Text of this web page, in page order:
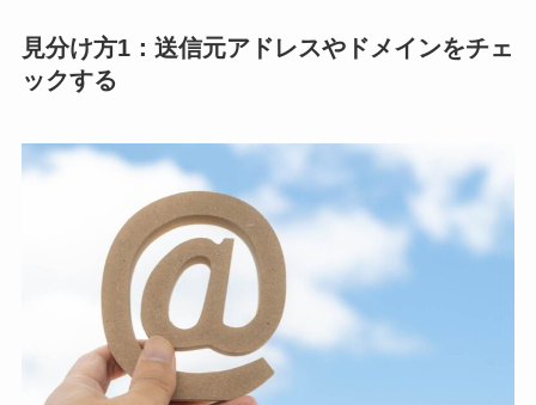
見分け方1：送信元アドレスやドメインをチェ
ックする